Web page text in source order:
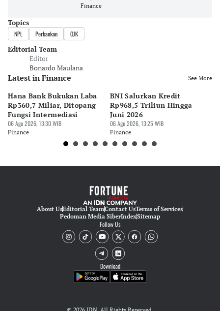
Finance
Topics
NPL Perbankan OJK
Editorial Team
Editor
Bonardo Maulana
Latest in Finance See More
Hana Bank Bukukan Laba
Rp360,7 Miliar, Ditopang
Fungsi Intermediasi
06 Agu 2026, 13:30 WIB
Finance
BNI Salurkan Kredit
Rp968,5 Triliun Hingga
Juni 2026
06 Agu 2026, 13:25 WIB
Finance
About UsEditorial TeamContact UsTerms of Services
Pedoman Media SiberIndexSitemap
Follow Us
Download